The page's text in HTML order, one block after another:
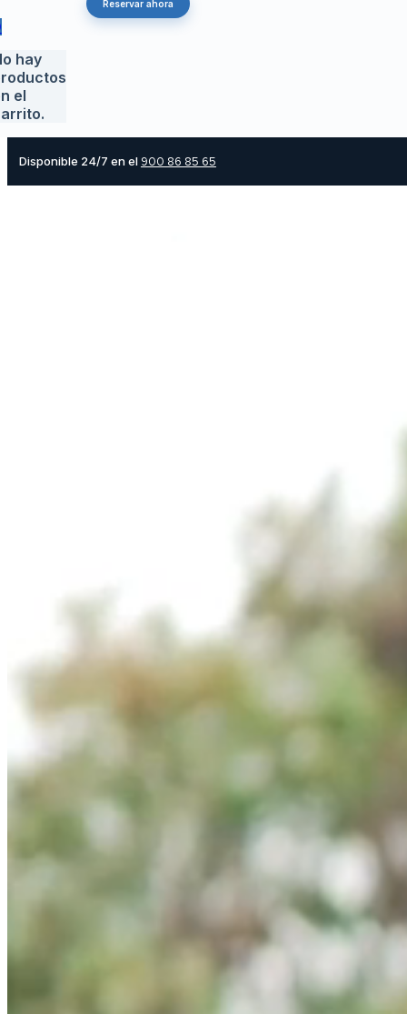
Reservar ahora
hay
el
Disponible 24/7 en el 900 86 85 65